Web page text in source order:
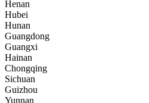
Henan
Hubei
Hunan
Guangdong
Guangxi
Hainan
Chongqing
Sichuan
Guizhou
Yunnan